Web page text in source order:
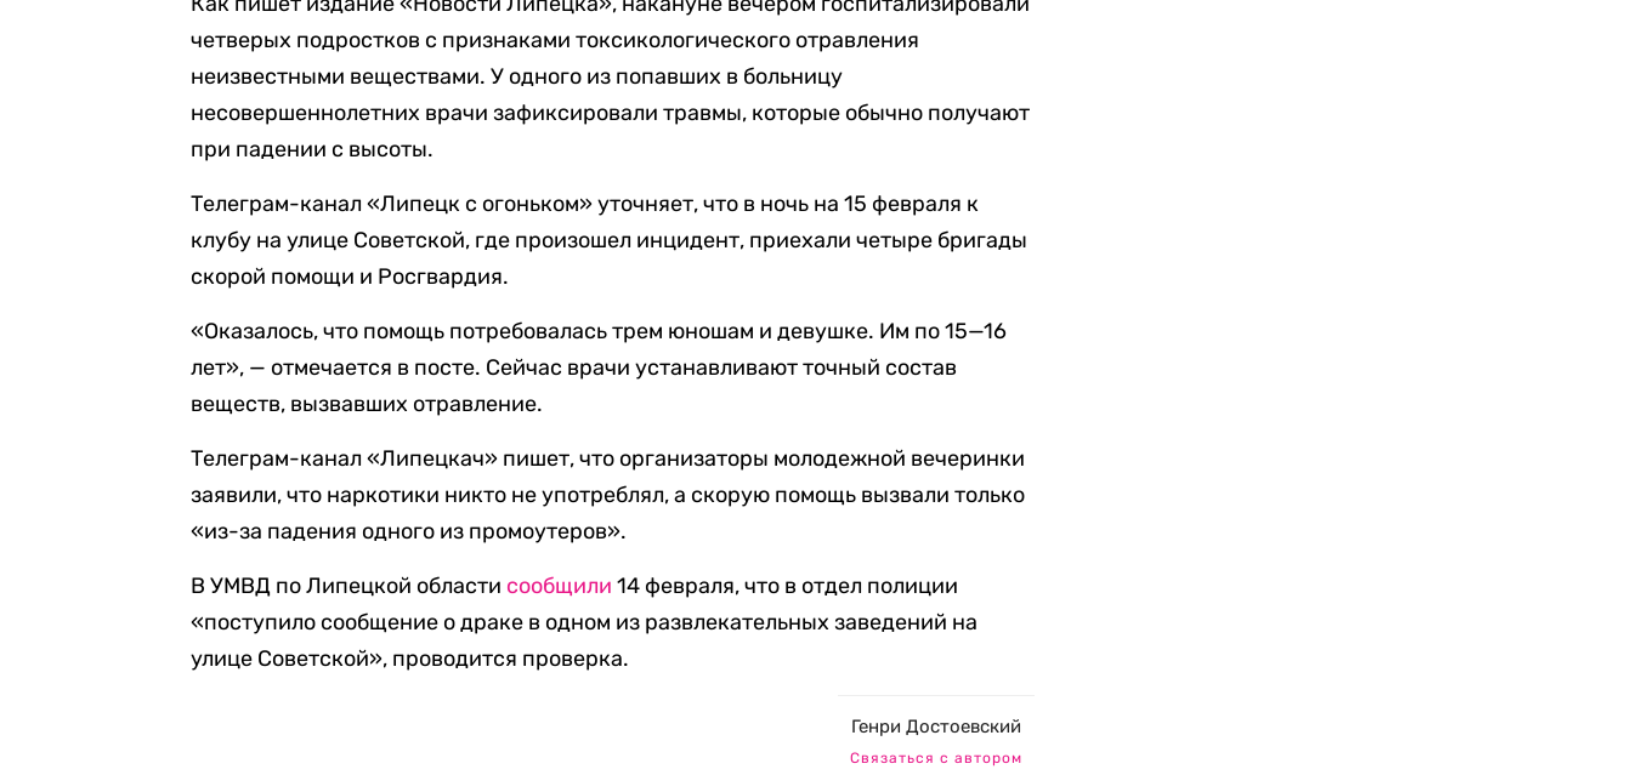
четверых подростков с признаками токсикологического отравления
неизвестными веществами. У одного из попавших в больницу
несовершеннолетних врачи зафиксировали травмы, которые обычно получают
при падении с высоты.
Телеграм-канал «Липецк с огоньком» уточняет, что в ночь на 15 февраля к
клубу на улице Советской, где произошел инцидент, приехали четыре бригады
скорой помощи и Росгвардия.
«Оказалось, что помощь потребовалась трем юношам и девушке. Им по 15—16
лет», — отмечается в посте. Сейчас врачи устанавливают точный состав
веществ, вызвавших отравление.
Телеграм-канал «Липецкач» пишет, что организаторы молодежной вечеринки
заявили, что наркотики никто не употреблял, а скорую помощь вызвали только
«из-за падения одного из промоутеров».
В УМВД по Липецкой области сообщили 14 февраля, что в отдел полиции
«поступило сообщение о драке в одном из развлекательных заведений на
улице Советской», проводится проверка.
Генри Достоевский
Связаться с автором